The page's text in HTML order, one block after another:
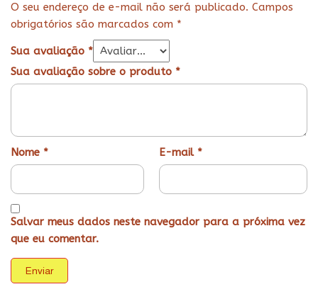
O seu endereço de e-mail não será publicado. Campos
obrigatórios são marcados com *
Sua avaliação *
Sua avaliação sobre o produto *
Nome * E-mail *
Salvar meus dados neste navegador para a próxima vez
que eu comentar.